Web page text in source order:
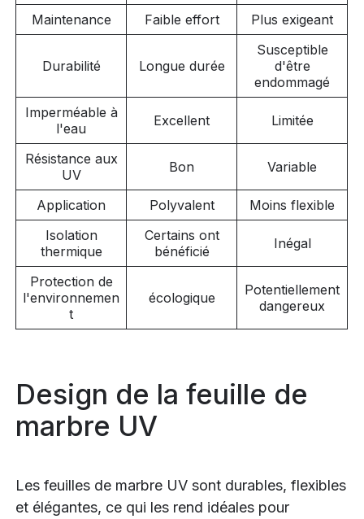
Maintenance
Faible effort Plus exigeant
Durabilité Longue durée
Susceptible
d'être
endommagé
Imperméable à
l'eau
Excellent Limitée
Résistance aux
UV
Bon Variable
Application Polyvalent
Moins flexible
Isolation
thermique
Certains ont
bénéficié
Inégal
Protection de
l'environnemen
t
écologique
Potentiellement
dangereux
Design de la feuille de
marbre UV
Les feuilles de marbre UV sont durables, flexibles
et élégantes, ce qui les rend idéales pour